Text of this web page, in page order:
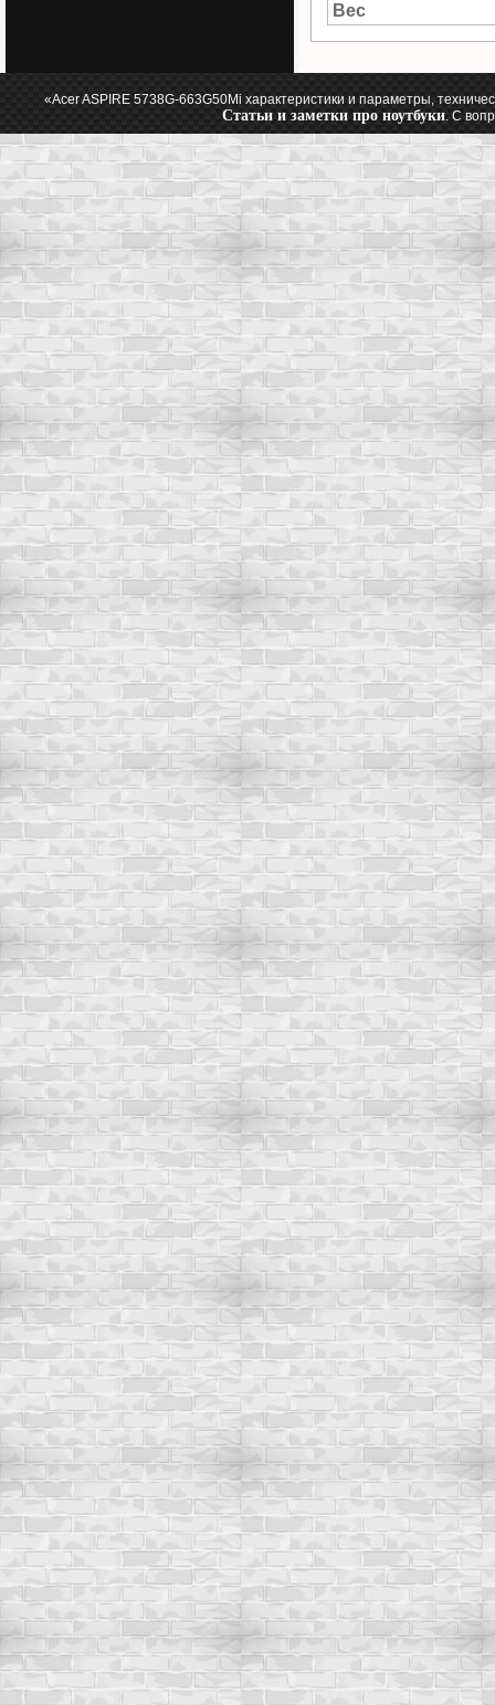
Вес
«Acer ASPIRE 5738G-663G50Mi характеристики и параметры,
Статьи и заметки про ноутбуки. С